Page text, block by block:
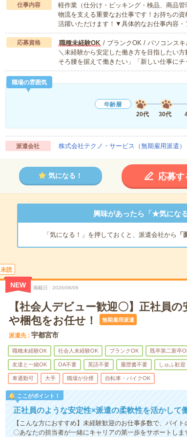
仕事内容
軽作業（仕分け・ピッキング・検品、商品管
物流を支える重要なお仕事です！お持ちの
活躍いただけます！▼具体的なお仕事内容
応募資格 職種未経験OK/ ブランクOK / パソコンスキ
＼未経験から安定した働き方を目指したい
そろ腰を据えて働きたい」「新しい仕事に
職場の雰囲気
年齢層
20代
30代
派遣会社 株式会社テクノ・サービス（無期雇用派遣）
気になる！ 応募す
興味があったら「★気にな
「気になる！」を押しておくと、派遣会社から 「
未読
NEW 掲載日 2026/08/06
【社会人デビュー歓迎〇】正社員
や梱包をお任せ！
無期雇用派遣
派遣先 宇都宮市
職種未経験OK 社会人未経験OK ブランクOK 既卒第二新卒
友達と一緒OK OA不要 英語不要 履歴書不要 しゅふ歓迎
車通勤可 大手 職場が分煙 自転車・バイクOK
ここがポイント！
正社員のような安定性×派遣の柔軟性を活かして
【こんな方におすすめ】未経験歓迎のお仕事多数で、バイ
〇あなたの担当者が一緒にキャリアの第一歩をサポートし